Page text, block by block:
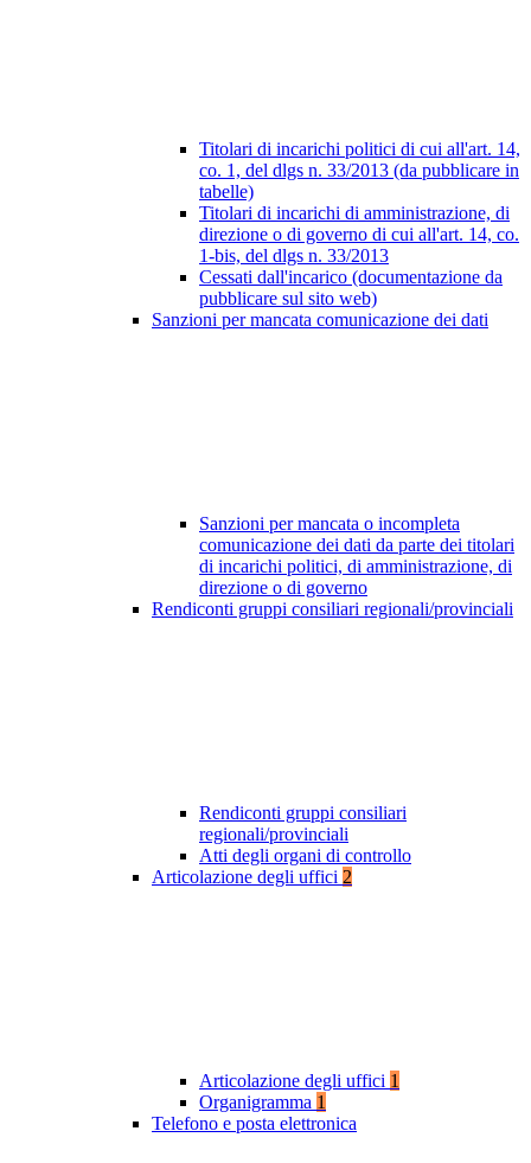
Titolari di incarichi politici di cui all'art. 14,
co. 1, del dlgs n. 33/2013 (da pubblicare in
tabelle)
Titolari di incarichi di amministrazione, di
direzione o di governo di cui all'art. 14, co.
1-bis, del dlgs n. 33/2013
Cessati dall'incarico (documentazione da
pubblicare sul sito web)
Sanzioni per mancata comunicazione dei dati
Sanzioni per mancata o incompleta
comunicazione dei dati da parte dei titolari
di incarichi politici, di amministrazione, di
direzione o di governo
Rendiconti gruppi consiliari regionali/provinciali
Rendiconti gruppi consiliari
regionali/provinciali
Atti degli organi di controllo
Articolazione degli uffici 2
Articolazione degli uffici 1
Organigramma 1
Telefono e posta elettronica